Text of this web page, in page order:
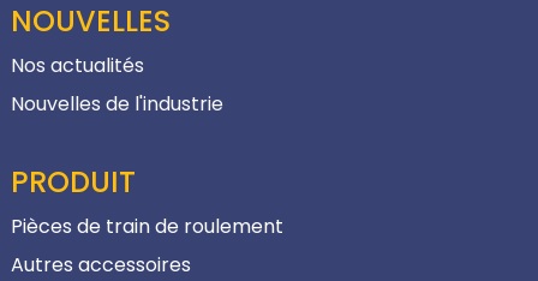
NOUVELLES
Nos actualités
Nouvelles de l'industrie
PRODUIT
Pièces de train de roulement
Autres accessoires